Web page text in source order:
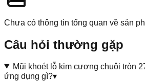
Chưa có thông tin tổng quan về sản
Câu hỏi thường gặp
Mũi khoét lỗ kim cương chuôi tròn
ứng dụng gì?▾